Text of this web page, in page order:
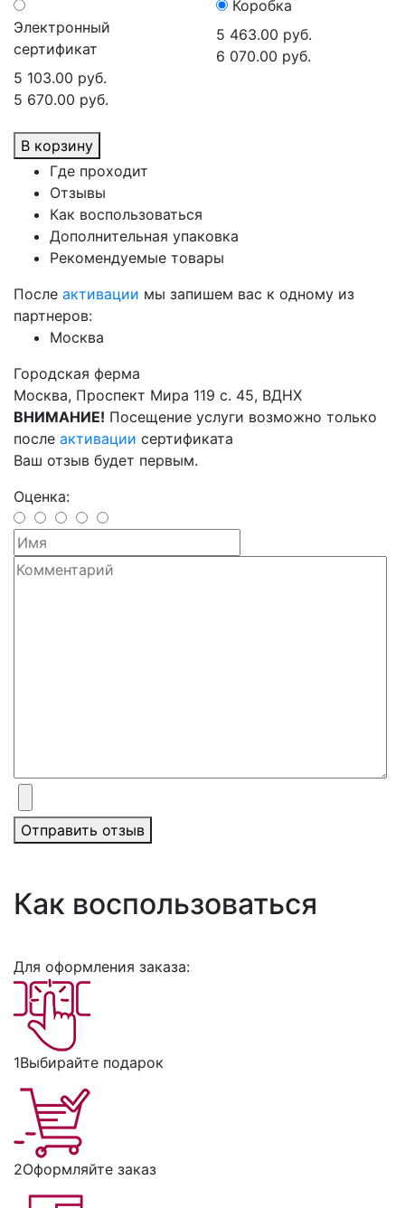
Электронный
сертификат
5 103.00 руб.
5 670.00 руб.
Коробка
5 463.00 руб.
6 070.00 руб.
В корзину
Где проходит
Отзывы
Как воспользоваться
Дополнительная упаковка
Рекомендуемые товары
После активации мы запишем вас к одному из
партнеров:
Москва
Городская ферма
Москва, Проспект Мира 119 с. 45, ВДНХ
ВНИМАНИЕ! Посещение услуги возможно только
после активации сертификата
Ваш отзыв будет первым.
Оценка:
Отправить отзыв
Как воспользоваться
Для оформления заказа:
1Выбирайте подарок
2Оформляйте заказ